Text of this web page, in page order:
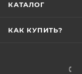
КАТАЛОГ
КАК КУПИТЬ?